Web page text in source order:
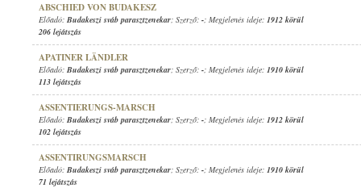
ABSCHIED VON BUDAKESZ
Előadó: Budakeszi sváb parasztzenekar; Szerző: -; Megjelenés ideje: 1912 körül
206 lejátszás
APATINER LÄNDLER
Előadó: Budakeszi sváb parasztzenekar; Szerző: -; Megjelenés ideje: 1910 körül
113 lejátszás
ASSENTIERUNGS-MARSCH
Előadó: Budakeszi sváb parasztzenekar; Szerző: -; Megjelenés ideje: 1912 körül
102 lejátszás
ASSENTIRUNGSMARSCH
Előadó: Budakeszi sváb parasztzenekar; Szerző: -; Megjelenés ideje: 1910 körül
71 lejátszás